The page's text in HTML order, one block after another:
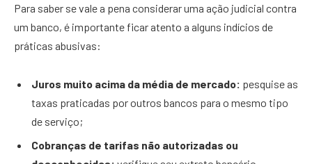
Para saber se vale a pena considerar uma ação judicial contra
um banco, é importante ficar atento a alguns indícios de
práticas abusivas:
Juros muito acima da média de mercado: pesquise as
taxas praticadas por outros bancos para o mesmo tipo
de serviço;
Cobranças de tarifas não autorizadas ou